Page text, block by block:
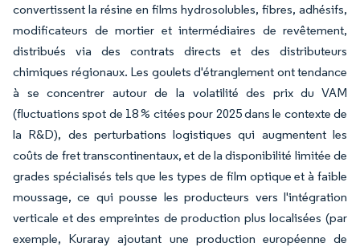
convertissent la résine en films hydrosolubles, fibres, adhésifs,
modificateurs de mortier et intermédiaires de revêtement,
distribués via des contrats directs et des distributeurs
chimiques régionaux. Les goulets d'étranglement ont tendance
à se concentrer autour de la volatilité des prix du VAM
(fluctuations spot de 18 % citées pour 2025 dans le contexte de
la R&D), des perturbations logistiques qui augmentent les
coûts de fret transcontinentaux, et de la disponibilité limitée de
grades spécialisés tels que les types de film optique et à faible
moussage, ce qui pousse les producteurs vers l'intégration
verticale et des empreintes de production plus localisées (par
exemple, Kuraray ajoutant une production européenne de